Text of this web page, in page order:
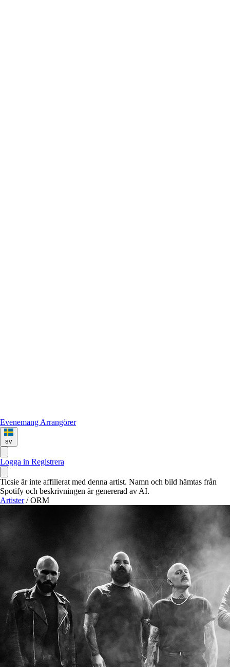
Evenemang Arrangörer
sv
Logga in Registrera
Ticsie är inte affilierat med denna artist. Namn och bild hämtas från
Spotify och beskrivningen är genererad av AI.
Artister / ORM